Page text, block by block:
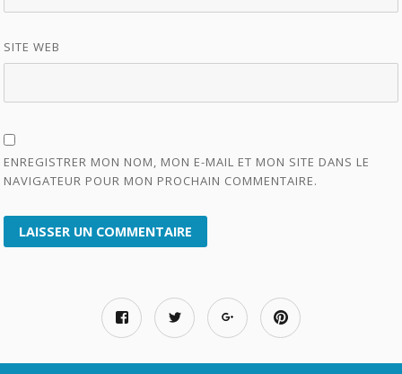
SITE WEB
ENREGISTRER MON NOM, MON E-MAIL ET MON SITE DANS LE
NAVIGATEUR POUR MON PROCHAIN COMMENTAIRE.